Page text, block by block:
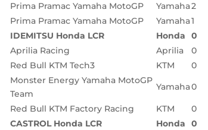
Prima Pramac Yamaha MotoGP Yamaha2
Prima Pramac Yamaha MotoGP Yamaha1
IDEMITSU Honda LCR Honda 0
Aprilia Racing Aprilia 0
Red Bull KTM Tech3 KTM 0
Monster Energy Yamaha MotoGP
Team
Yamaha0
Red Bull KTM Factory Racing KTM 0
CASTROL Honda LCR Honda 0